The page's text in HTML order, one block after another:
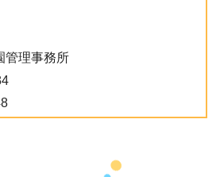
管理事務所